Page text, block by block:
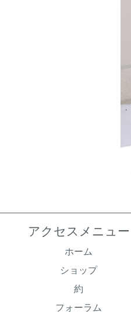
アクセスメニュー
ホーム
ショップ
約
フォーラム